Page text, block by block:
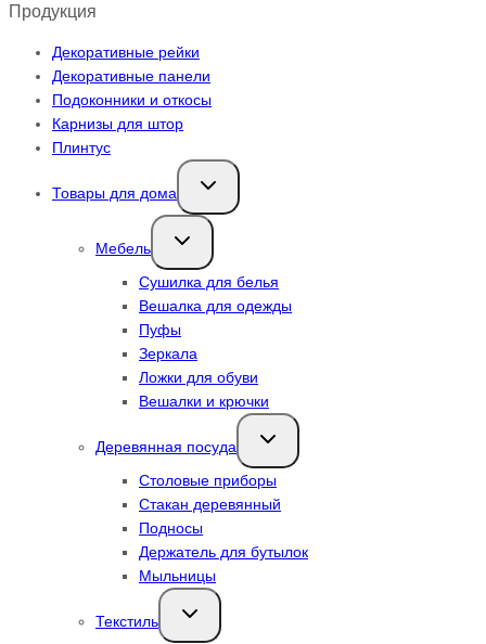
Продукция
Декоративные рейки
Декоративные панели
Подоконники и откосы
Карнизы для штор
Плинтус
Товары для дома
Переключить
дочернее
Мебель
Переключить
дочернее
Сушилка для белья
Вешалка для одежды
Пуфы
Зеркала
Ложки для обуви
Вешалки и крючки
Деревянная посуда
Переключить
дочернее
Столовые приборы
Стакан деревянный
Подносы
Держатель для бутылок
Мыльницы
Текстиль
Переключить
дочернее